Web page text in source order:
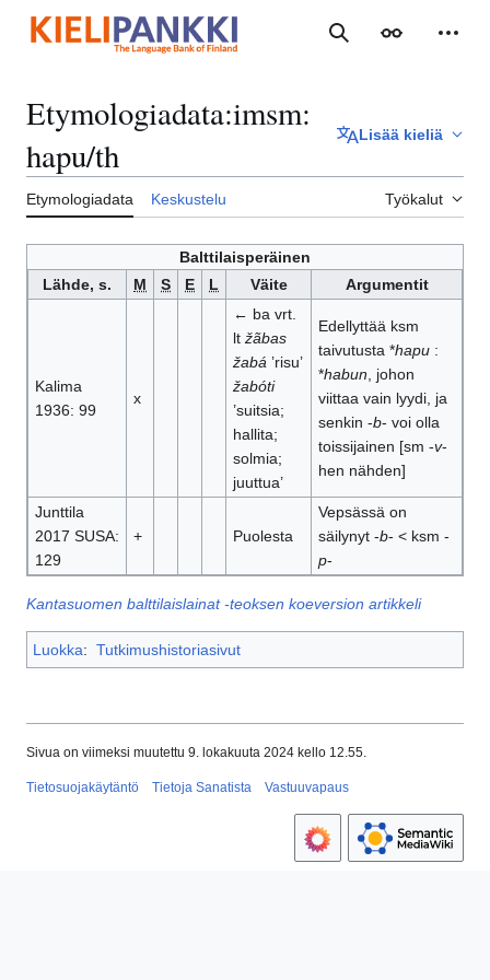
sisältöön
Haku Ulkoasu
Etymologiadata:imsm:
hapu/th
Lisää kieliä
Etymologiadata Keskustelu Työkalut
Balttilaisperäinen
Lähde, s.
M S E L Väite Argumentit
Kalima
1936: 99
x
← ba vrt.
lt žãbas
žabá ’risu’
žabóti
’suitsia;
hallita;
solmia;
juuttua’
Edellyttää ksm
taivutusta *hapu:
*habun , johon
viittaa vain lyydi, ja
senkin -b- voi olla
toissijainen [sm -v-
hen nähden]
Junttila
2017 SUSA:
129
+ Puolesta
Vepsässä on
säilynyt -b- < ksm -
p-
Kantasuomen balttilaislainat -teoksen koeversion artikkeli
Luokka: Tutkimushistoriasivut
Sivua on viimeksi muutettu 9. lokakuuta 2024 kello 12.55.
Tietosuojakäytäntö Tietoja Sanatista Vastuuvapaus